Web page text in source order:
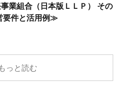
業組合（日本版ＬＬＰ） その
要件と活用例≫
もっと読む